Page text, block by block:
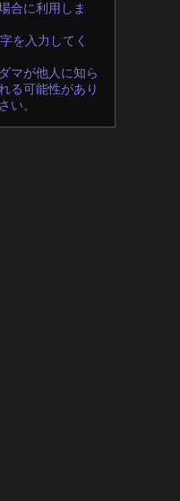
合に利用しま
を入力してく
マが他人に知ら
る可能性があり
い。